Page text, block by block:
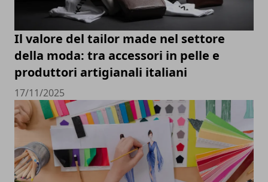
Il valore del tailor made nel settore
della moda: tra accessori in pelle e
produttori artigianali italiani
17/11/2025